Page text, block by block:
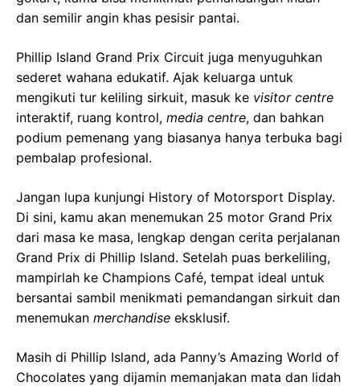
dan semilir angin khas pesisir pantai.
Phillip Island Grand Prix Circuit juga menyuguhkan
sederet wahana edukatif. Ajak keluarga untuk
mengikuti tur keliling sirkuit, masuk ke visitor centre
interaktif, ruang kontrol, media centre, dan bahkan
podium pemenang yang biasanya hanya terbuka bagi
pembalap profesional.
Jangan lupa kunjungi History of Motorsport Display.
Di sini, kamu akan menemukan 25 motor Grand Prix
dari masa ke masa, lengkap dengan cerita perjalanan
Grand Prix di Phillip Island. Setelah puas berkeliling,
mampirlah ke Champions Café, tempat ideal untuk
bersantai sambil menikmati pemandangan sirkuit dan
menemukan merchandise eksklusif.
Masih di Phillip Island, ada Panny’s Amazing World of
Chocolates yang dijamin memanjakan mata dan lidah